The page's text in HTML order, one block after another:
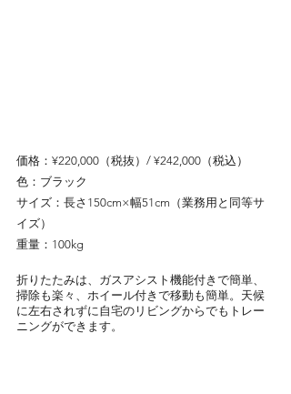
価格：¥220,000（税抜）/ ¥242,000（税込）
色：ブラック
サイズ：長さ150cm×幅51cm（業務用と同等サ
イズ）
重量：100kg
折りたたみは、ガスアシスト機能付きで簡単、
掃除も楽々、ホイール付きで移動も簡単。天候
に左右されずに自宅のリビングからでもトレー
ニングができます。